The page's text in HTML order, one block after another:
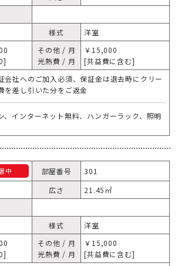
様式
洋室
その他 / 月
光熱費 / 月
￥15,000
[共益費に含む]
会社へのご加入必須、保証金は退去時にクリー
を差し引いた分をご返金
、インターネット無料、ハンガーラック、照明
中 部屋番号
301
広さ
21.45㎡
様式
洋室
その他 / 月
光熱費 / 月
￥15,000
[共益費に含む]